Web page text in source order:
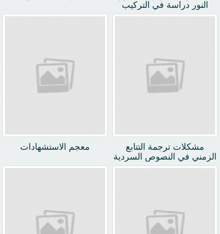
النور دراسة في التركيب
النحوي
مشكلات ترجمة التتابع
الزمني في النصوص السردية
الإنكليزية إلى العربية
معجم الاستشهادات